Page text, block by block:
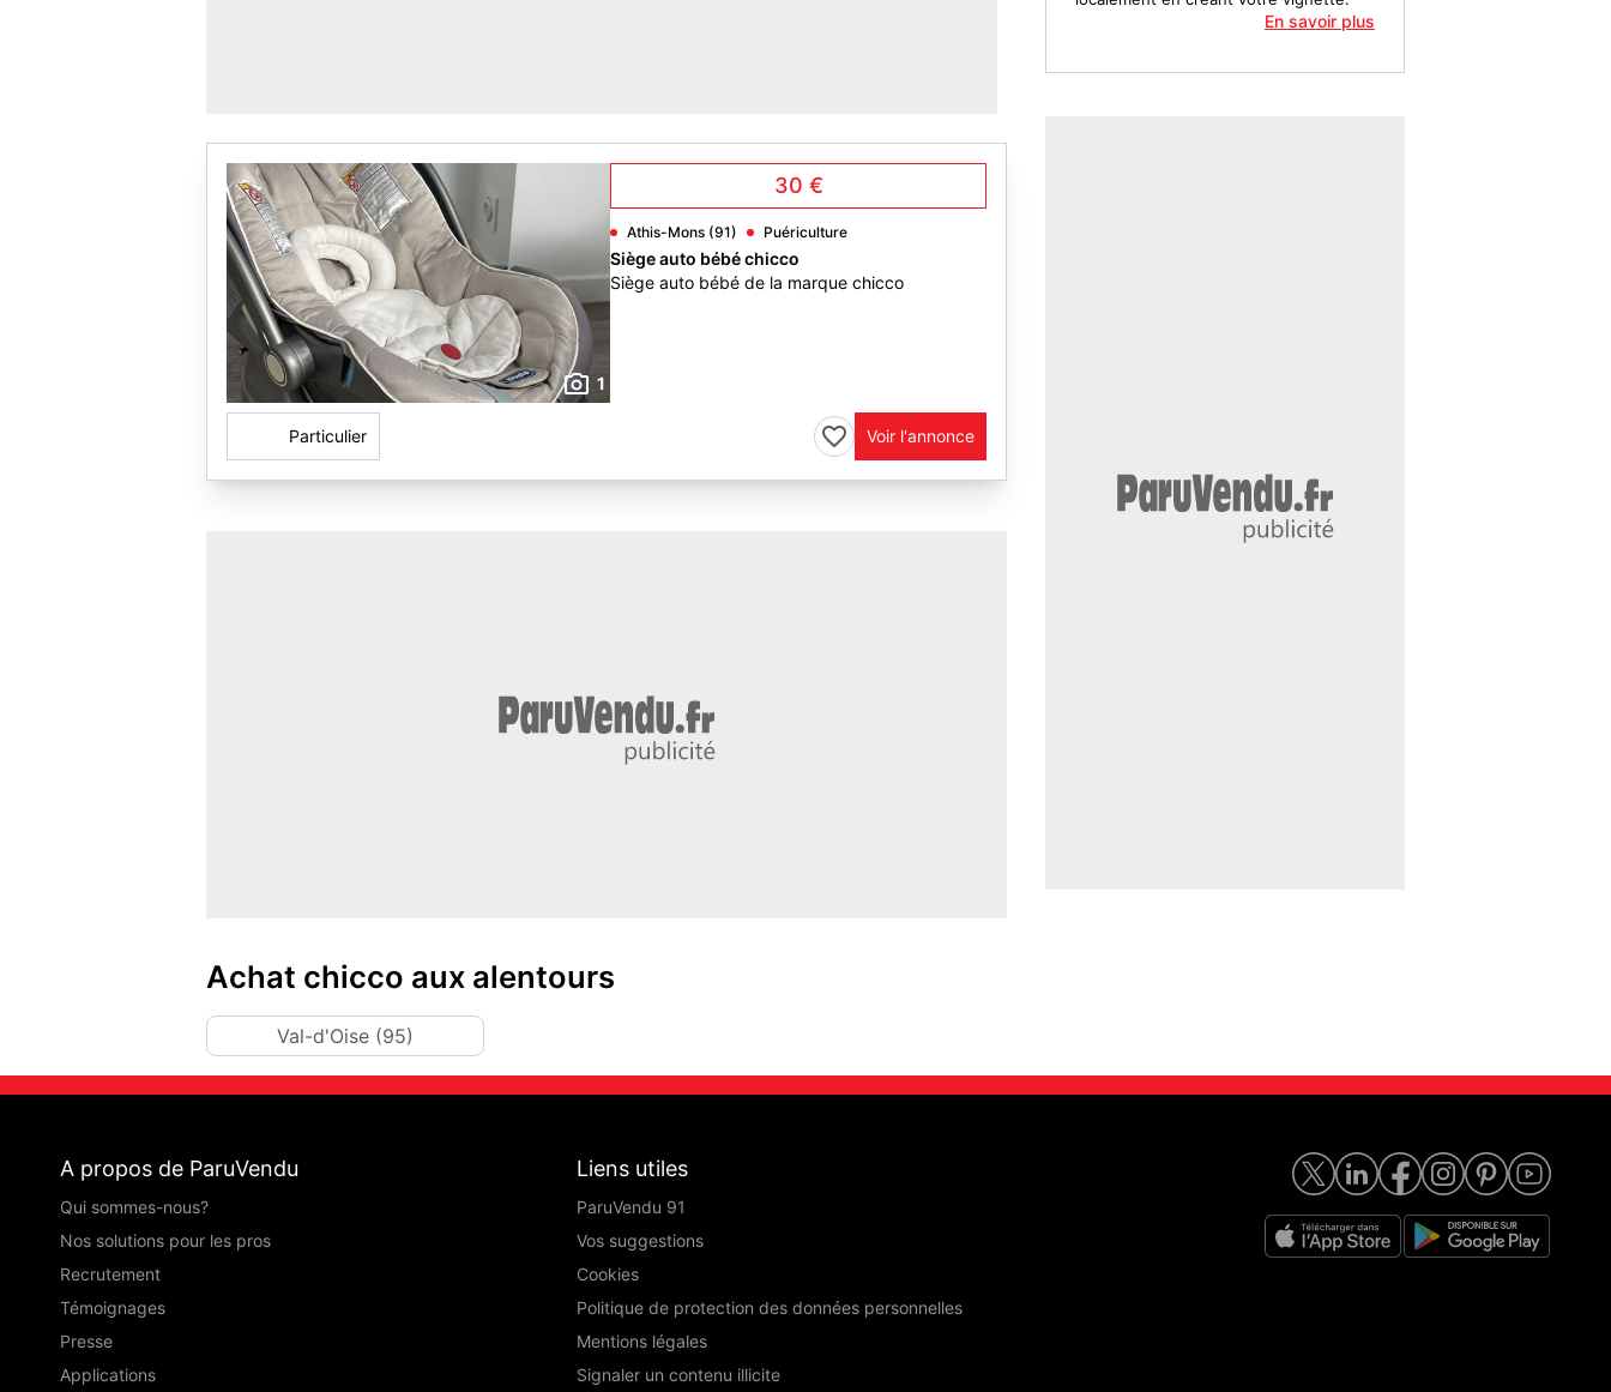
1
30 €
Athis-Mons (91) Puériculture
Siège auto bébé chicco
Siège auto bébé de la marque chicco
Particulier Voir l'annonce
En savoir plus
Achat chicco aux alentours
Val-d'Oise (95)
A propos de ParuVendu
Qui sommes-nous?
Nos solutions pour les pros
Recrutement
Témoignages
Presse
Applications
Liens utiles
ParuVendu 91
Vos suggestions
Cookies
Politique de protection des données personnelles
Mentions légales
Signaler un contenu illicite